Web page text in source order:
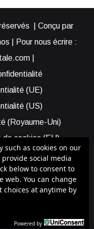
| Conçu par
| Pour nous écrire :
|
(UE)
(US)
(Royaume-Uni)
de cookies (EU)
Policy (US)
à Blois Capitale
such as cookies on our
social media
below to consent to
web. You can change
choices at anytime by
Powered by